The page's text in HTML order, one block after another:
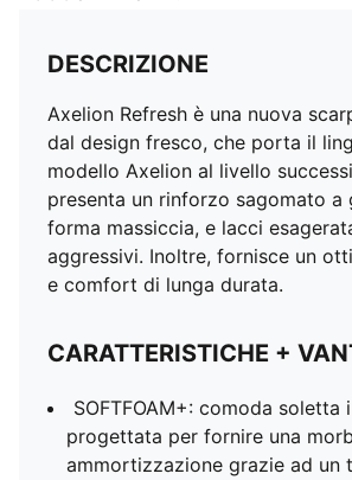
DESCRIZIONE
Axelion Refresh è una nuova
dal design fresco, che porta il
modello Axelion al livello
presenta un rinforzo sagomato a
forma massiccia, e lacci
aggressivi. Inoltre, fornisce un
e comfort di lunga durata.
CARATTERISTICHE +
SOFTFOAM+: comoda soletta
progettata per fornire una
ammortizzazione grazie ad un